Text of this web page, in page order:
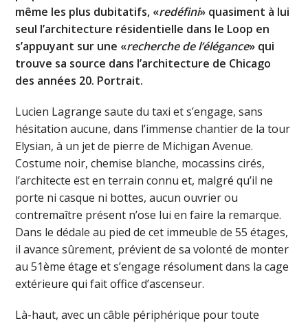
même les plus dubitatifs, «redéfini» quasiment à lui
seul l’architecture résidentielle dans le Loop en
s’appuyant sur une «recherche de l’élégance» qui
trouve sa source dans l’architecture de Chicago
des années 20. Portrait.
Lucien Lagrange saute du taxi et s’engage, sans
hésitation aucune, dans l’immense chantier de la tour
Elysian, à un jet de pierre de Michigan Avenue.
Costume noir, chemise blanche, mocassins cirés,
l’architecte est en terrain connu et, malgré qu’il ne
porte ni casque ni bottes, aucun ouvrier ou
contremaître présent n’ose lui en faire la remarque.
Dans le dédale au pied de cet immeuble de 55 étages,
il avance sûrement, prévient de sa volonté de monter
au 51ème étage et s’engage résolument dans la cage
extérieure qui fait office d’ascenseur.
Là-haut, avec un câble périphérique pour toute